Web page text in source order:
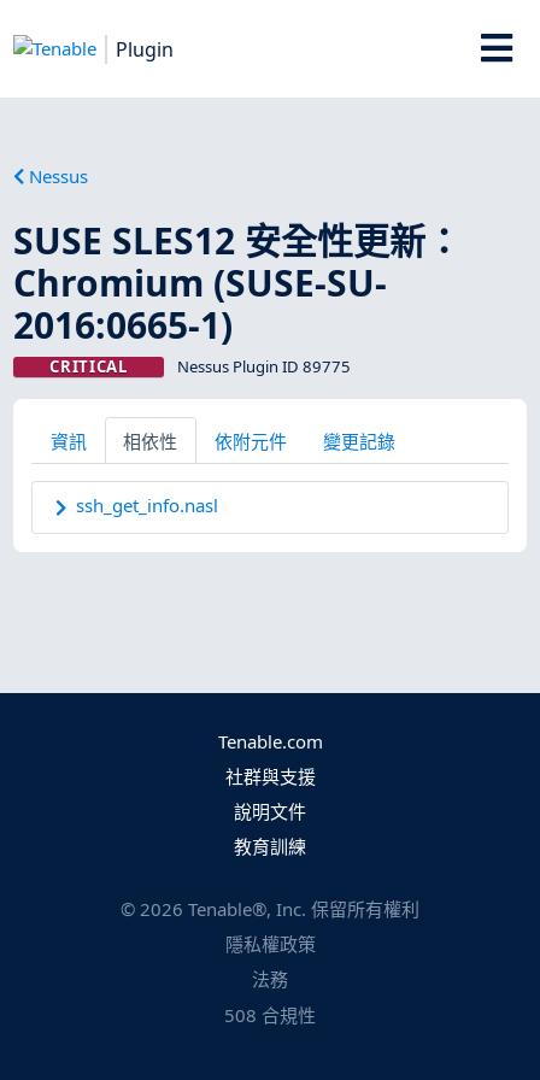
Plugin
Nessus
SUSE SLES12 安全性更新：
Chromium (SUSE-SU-
2016:0665-1)
CRITICAL Nessus Plugin ID 89775
資訊 相依性 依附元件 變更記錄
ssh_get_info.nasl
Tenable.com
社群與支援
說明文件
教育訓練
© 2026 Tenable®, Inc. 保留所有權利
隱私權政策
法務
508 合規性